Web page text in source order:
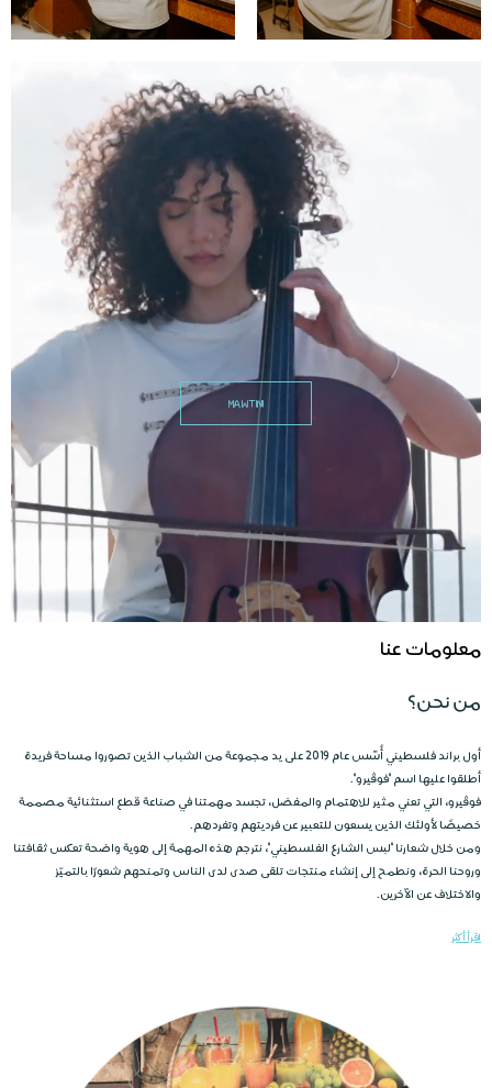
MAWTINI
معلومات عنا
من نحن؟
أول براند فلسطيني أُسِّس عام 2019على يد مجموعة من الشباب الذين تصوروا مساحة فريدة
أطلقوا عليها اسم"فوڤيرو".
فوڤيرو، التي تعني مثير للاهتمام والمفضل، تجسد مهمتنا في صناعة قطع استثنائية مصممة
خصيصًا لأولئك الذين يسعون للتعبير عن فرديتهم وتفردهم.
ومن خلال شعارنا"لبس الشارع الفلسطيني"، نترجم هذه المهمة إلى هوية واضحة تعكس ثقافتنا
وروحنا الحرة، ونطمح إلى إنشاء منتجات تلقى صدى لدى الناس وتمنحهم شعورًا بالتميّز
والاختلاف عن الآخرين.
اقرأ أكثر